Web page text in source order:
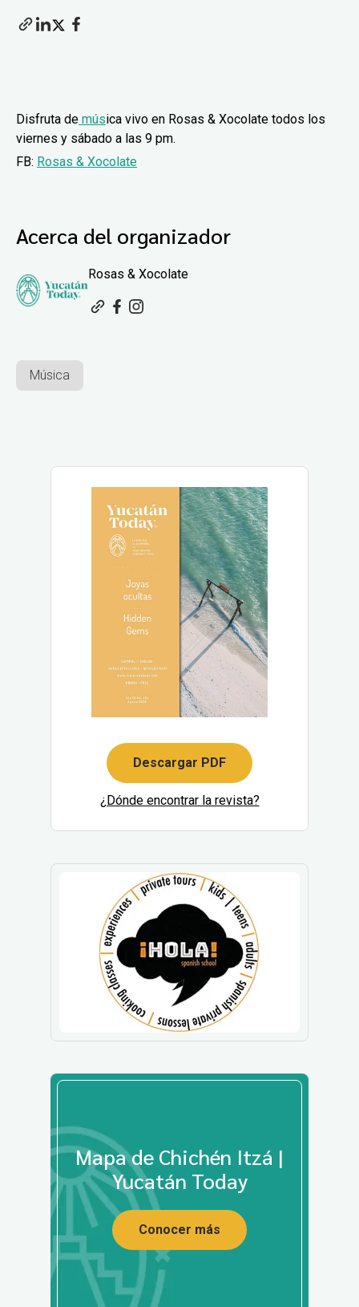
Disfruta de música vivo en Rosas & Xocolate todos los
viernes y sábado a las 9 pm.
FB: Rosas & Xocolate
Acerca del organizador
Rosas & Xocolate
Música
Descargar PDF
¿Dónde encontrar la revista?
Mapa de Chichén Itzá |
Yucatán Today
Conocer más